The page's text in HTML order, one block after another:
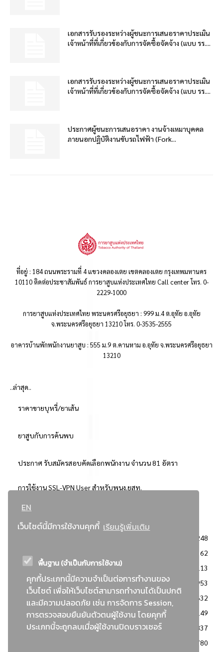
EN
เว็บไซต์นี้มีการใช้งานคุกกี้ เรียนรู้เพิ่มเติม
พื้นฐาน (จำเป็นกับการใช้งาน)
คุกกี้ประเภทนี้มีความจำเป็นต่อการทำงานของ
เว็บไซต์ เพื่อให้เว็บไซต์สามารถทำงานได้เป็นปกติ
และมีความปลอดภัย เช่น การจัดการ Session,
การตรวจสอบยืนยันตัวตนผู้ใช้งาน โดยคุกกี้
ประเภทนี้จะถูกลบเมื่อผู้ใช้งานปิดบราวเซอร์
เอกสารรับรองระหว่างผู้ชนะการเสนอราคาประเมิน
เจ้าหน้าที่ที่เกี่ยวข้องกับการจัดซื้อจัดจ้าง (แบบ รร....
เอกสารรับรองระหว่างผู้ชนะการเสนอราคาประเมิน
เจ้าหน้าที่ที่เกี่ยวข้องกับการจัดซื้อจัดจ้าง (แบบ รร....
ประกาศผู้ชนะการเสนอราคา งานจ้างเหมาบุคคล
ภายนอกปฏิบัติงานขับรถไฟฟ้า (Fork...
ที่อยู่ : 184 ถนนพระรามที่ 4 แขวงคลองเตย เขตคลองเตย กรุงเทพมหานคร
10110 ติดต่อประชาสัมพันธ์ การยาสูบแห่งประเทศไทย Call center โทร. 0-
2229-1000
การยาสูบแห่งประเทศไทย พระนครศรีอยุธยา : 999 ม.4 ต.อุทัย อ.อุทัย
จ.พระนครศรีอยุธยา 13210 โทร. 0-3535-2555
อาคารบ้านพักพนักงานยาสูบ : 555 ม.9 ต.คานหาม อ.อุทัย จ.พระนครศรีอยุธยา
13210
..ล่าสุด..
ราคาขายบุหรี่/ยาเส้น
ยาสูบกับการค้นพบ
ประกาศ รับสมัครสอบคัดเลือกพนักงาน จำนวน 81 อัตรา
การใช้งาน SSL-VPN User สำหรับพนง.ยสท.
..ยอดนิยม..
3248
2362
: วิธีเฉพาะเจาะจง
2113
ข่าวสาร/ประกาศ
1953
: เอกสารส่งเสริมความโปร่งใสในการจัดซื้อจัดจ้าง
1632
ข่าวสารจัดซื้อจัดจ้าง
1149
: แผนการจัดซื้อจัดจ้าง
837
780